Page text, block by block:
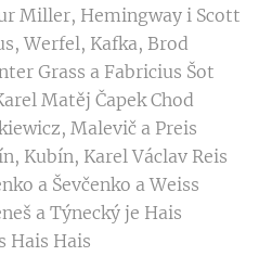
Miller, Hemingway i Scott
Werfel, Kafka, Brod
Grass a Fabricius Šot
Matěj Čapek Chod
Malevič a Preis
Kubín, Karel Václav Reis
a Ševčenko a Weiss
a Týnecký je Hais
Hais Hais